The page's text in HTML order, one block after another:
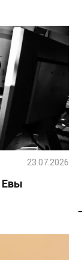
Евы
23.07.2026